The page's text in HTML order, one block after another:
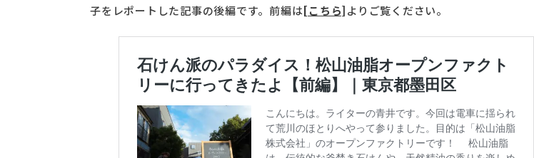
子をレポートした記事の後編です。前編は[こちら]よりご覧ください。